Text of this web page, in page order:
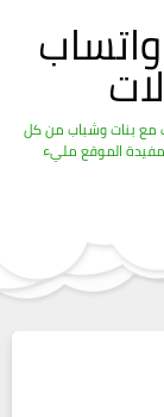
مع بنات وشباب من كل
الموقع مليء